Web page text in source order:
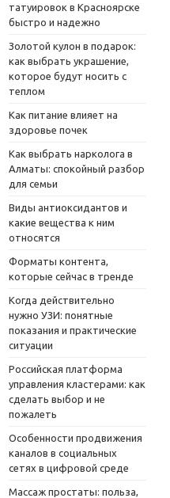
татуировок в Красноярске
быстро и надежно
Золотой кулон в подарок:
как выбрать украшение,
которое будут носить с
теплом
Как питание влияет на
здоровье почек
Как выбрать нарколога в
Алматы: спокойный разбор
для семьи
Виды антиоксидантов и
какие вещества к ним
относятся
Форматы контента,
которые сейчас в тренде
Когда действительно
нужно УЗИ: понятные
показания и практические
ситуации
Российская платформа
управления кластерами: как
сделать выбор и не
пожалеть
Особенности продвижения
каналов в социальных
сетях в цифровой среде
Массаж простаты: польза,